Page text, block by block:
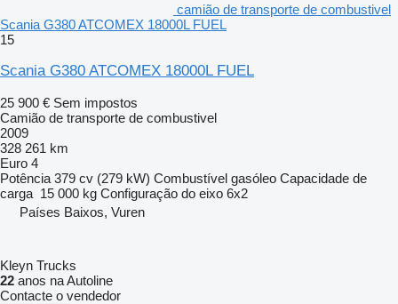
camião de transporte de combustivel
Scania G380 ATCOMEX 18000L FUEL
15
Scania G380 ATCOMEX 18000L FUEL
25 900 € Sem impostos
Camião de transporte de combustivel
2009
328 261 km
Euro 4
Potência 379 cv (279 kW) Combustível gasóleo Capacidade de
carga 15 000 kg Configuração do eixo 6x2
Países Baixos, Vuren
Kleyn Trucks
22 anos na Autoline
Contacte o vendedor